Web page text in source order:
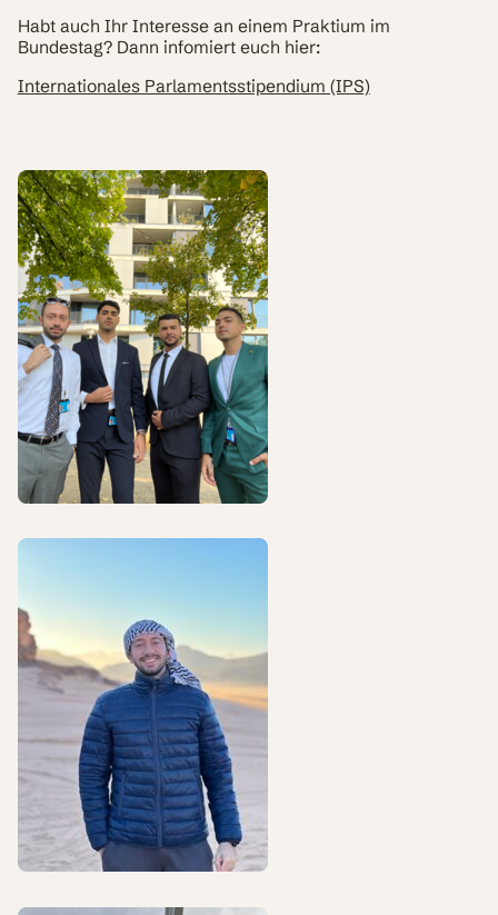
Habt auch Ihr Interesse an einem Praktium im
Bundestag? Dann infomiert euch hier:
Internationales Parlamentsstipendium (IPS)